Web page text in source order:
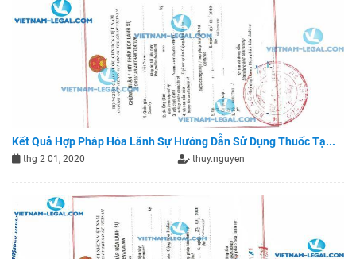
Kết Quả Hợp Pháp Hóa Lãnh Sự Hướng Dẫn Sử Dụng Thuốc Tạ...
thg 2 01, 2020 thuy.nguyen